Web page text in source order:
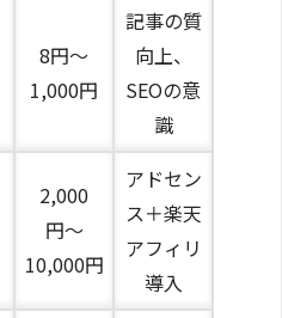
8円〜
1,000円
記事の質
向上、
SEOの意
識
2,000
円〜
10,000円
アドセン
ス＋楽天
アフィリ
導入